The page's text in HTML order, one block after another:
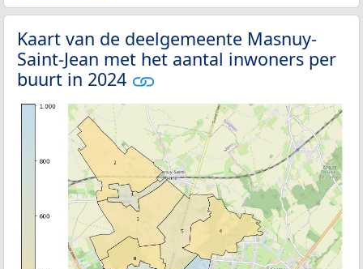
Kaart van de deelgemeente Masnuy-
Saint-Jean met het aantal inwoners per
buurt in 2024